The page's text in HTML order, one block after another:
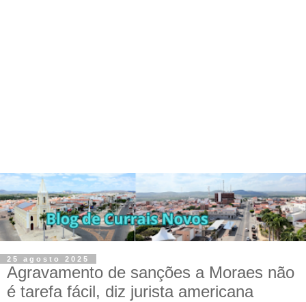
25 agosto 2025
Agravamento de sanções a Moraes não
é tarefa fácil, diz jurista americana